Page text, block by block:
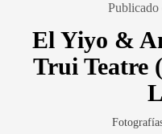
Publicado
El Yiyo &
Trui Teatre